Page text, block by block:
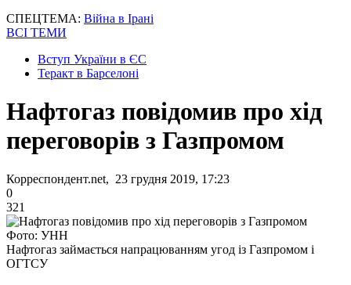
СПЕЦТЕМА: Війна в Ірані
ВСІ ТЕМИ
Вступ України в ЄС
Теракт в Барселоні
Нафтогаз повідомив про хід
переговорів з Газпромом
Корреспондент.net, 23 грудня 2019, 17:23
0
321
Фото: УНН
Нафтогаз займається напрацюванням угод із Газпромом і
ОГТСУ